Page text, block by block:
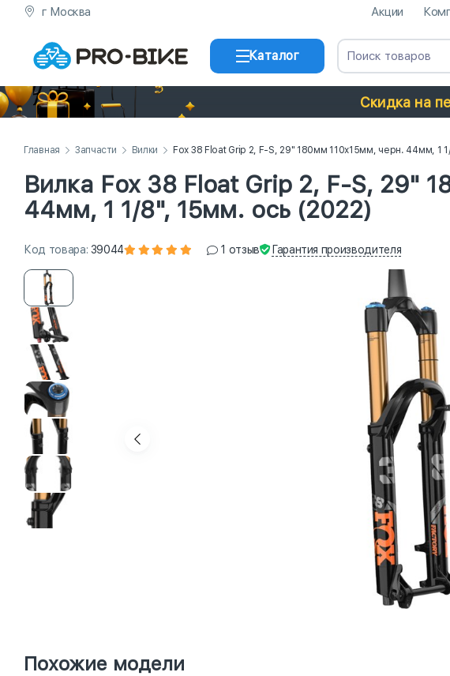
г Москва Акции
Каталог
Скидка на
Главная Запчасти Вилки Fox 38 Float Grip 2, F-S, 29" 180мм 110x15мм, черн. 44мм, 1
Вилка Fox 38 Float Grip 2, F-S, 29"
44мм, 1 1/8", 15мм. ось (2022)
Код товара: 39044 1 отзыв Гарантия производителя
Похожие модели